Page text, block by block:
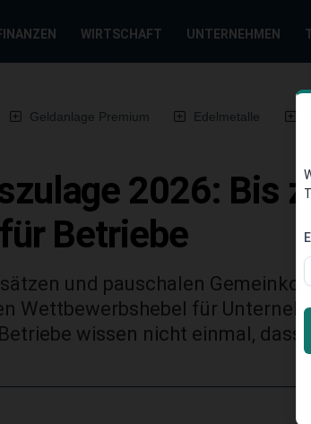
WIRTSCHAFT UNTERNEHMEN
Geldanlage Premium Edelmetalle
2026: Bis
Betriebe
und pauschalen
Wettbewerbshebel für
wissen nicht einmal, dass